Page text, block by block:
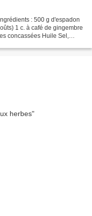
: 500 g d'espadon
1 c. à café de gingembre
concassées Huile Sel,